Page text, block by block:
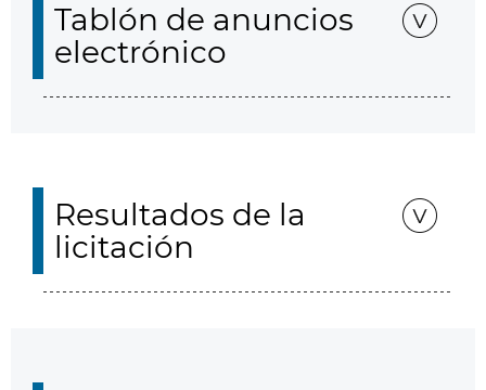
Tablón de anuncios
electrónico
Resultados de la
licitación